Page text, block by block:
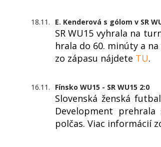
18.11. E. Kenderová s gólom v SR
SR WU15 vyhrala na
hrala do 60. minúty a
zo zápasu nájdete TU.
16.11. Fínsko WU15 - SR WU15 2:0
Slovenská ženská
Development
polčas. Viac informácií